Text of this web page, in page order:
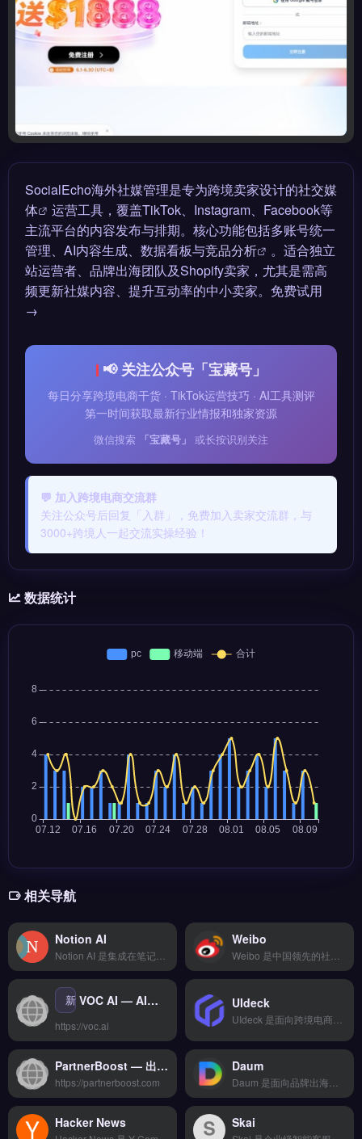
SocialEcho海外社媒管理是专为跨境卖家设计的社交媒
体
运营工具，覆盖TikTok、Instagram、Facebook等
主流平台的内容发布与排期。核心功能包括多账号统一
管理、AI内容生成、数据看板与竞品分析
。适合独立
站运营者、品牌出海团队及Shopify卖家，尤其是需高
频更新社媒内容、提升互动率的中小卖家。免费试用
→
📢 关注公众号「宝藏号」
每日分享跨境电商干货 · TikTok运营技巧 · AI工具测评
第一时间获取最新行业情报和独家资源
微信搜索 「宝藏号」 或长按识别关注
💬 加入跨境电商交流群
关注公众号后回复「入群」，免费加入卖家交流群，与
3000+跨境人一起交流实操经验！
数据统计
相关导航
Notion AI Weibo
新 VOC AI — AI客户体验分析与客服自动化平台
https://voc.ai
UIdeck
PartnerBoost — 出海品牌联盟营销与达人合作管理平台
https://partnerboost.com
Daum
Hacker News Skai